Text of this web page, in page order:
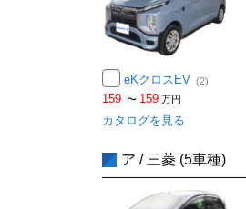
eKクロスEV (2)
159 〜 159 万円
カタログを見る
ア / 三菱 (5車種)